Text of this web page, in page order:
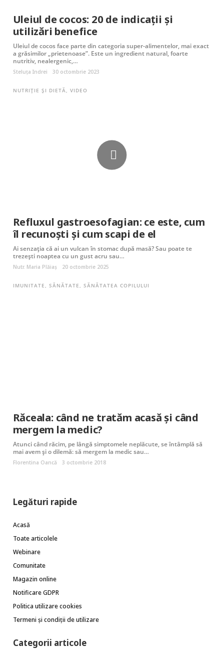
Uleiul de cocos: 20 de indicații și
utilizări benefice
Uleiul de cocos face parte din categoria super-alimentelor, mai exact
a grăsimilor „prietenoase”. Este un ingredient natural, foarte
nutritiv, nealergenic,…
Steluța Indrei 30 octombrie 2023
NUTRIȚIE ȘI DIETĂ, VIDEO
Refluxul gastroesofagian: ce este, cum
îl recunoști și cum scapi de el
Ai senzația că ai un vulcan în stomac după masă? Sau poate te
trezești noaptea cu un gust acru sau…
Nutr. Maria Plăiaș 20 octombrie 2025
IMUNITATE, SĂNĂTATE, SĂNĂTATEA COPILULUI
Răceala: când ne tratăm acasă și când
mergem la medic?
Atunci când răcim, pe lângă simptomele neplăcute, se întâmplă să
mai avem și o dilemă: să mergem la medic sau…
Florentina Oancă 3 octombrie 2018
Legături rapide
Acasă
Toate articolele
Webinare
Comunitate
Magazin online
Notificare GDPR
Politica utilizare cookies
Termeni și condiții de utilizare
Categorii articole